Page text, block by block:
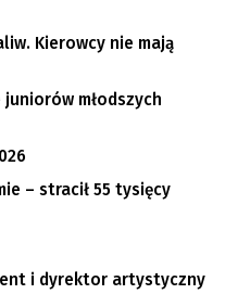
Kierowcy nie mają
młodszych
– stracił 55 tysięcy
i dyrektor artystyczny